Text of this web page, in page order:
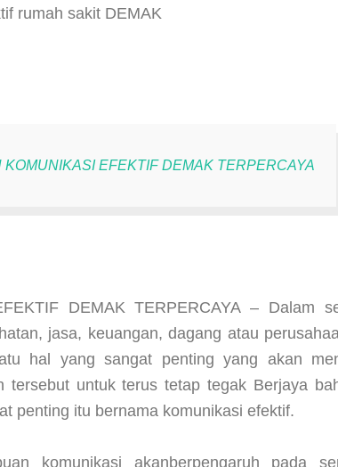
rumah sakit DEMAK
EFEKTIF DEMAK TERPERCAYA
DEMAK TERPERCAYA – Dalam
jasa, keuangan, dagang atau
hal yang sangat penting yang akan
tersebut untuk terus tetap tegak Berjaya
penting itu bernama komunikasi efektif.
komunikasi akanberpengaruh pada